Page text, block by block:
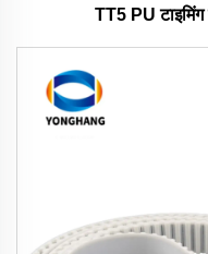
TT5 PU टाइमिंग